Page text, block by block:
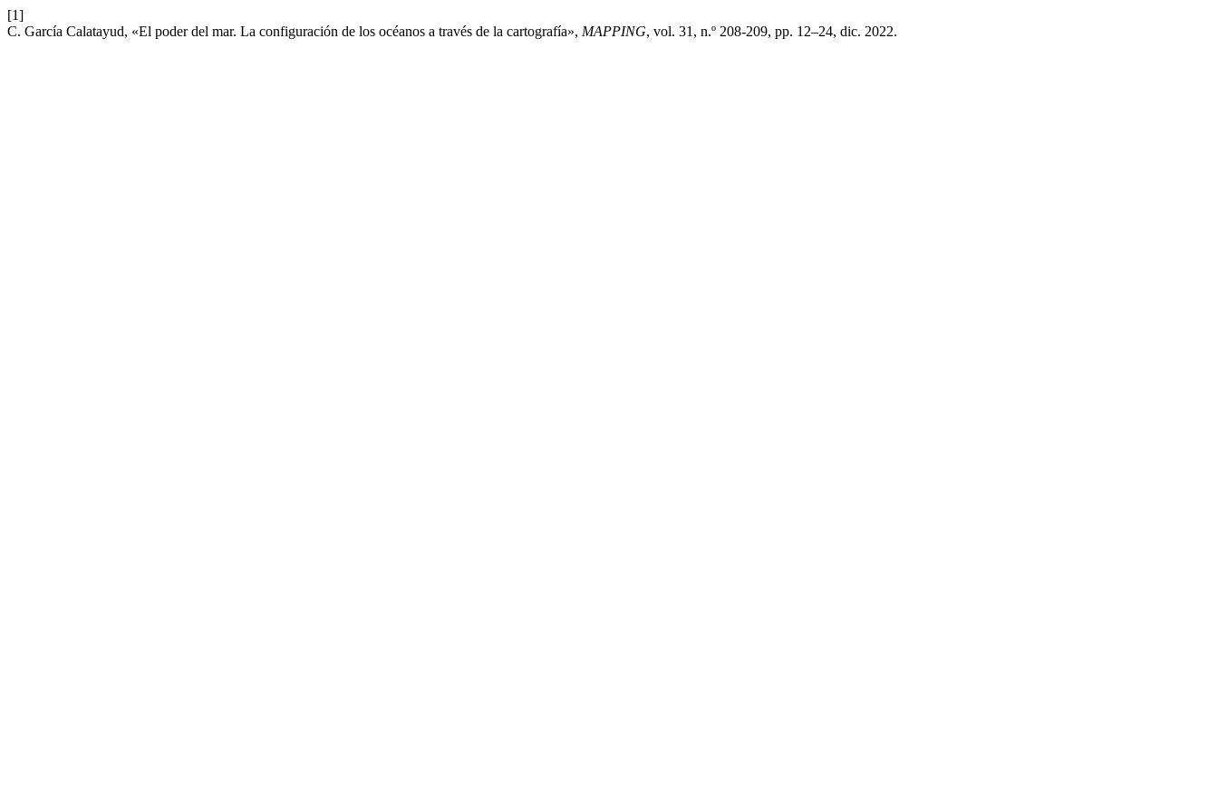
[1]
C. García Calatayud, «El poder del mar. La configuración de los océanos a través de la cartografía», MAPPING, vol. 31, n.º 208-209, pp. 12–24, dic. 2022.